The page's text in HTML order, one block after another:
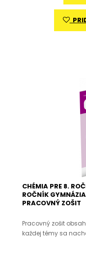
CHÉMIA PRE 8.
ROČNÍK
PRACOVNÝ ZOŠIT
Pracovný zošit
každej témy sa